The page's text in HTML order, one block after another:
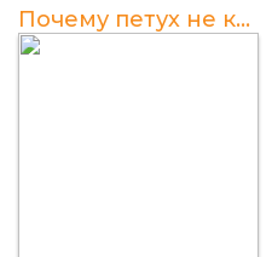
Почему петух не кукарекает в 5 месяцев: причины и рекомендации